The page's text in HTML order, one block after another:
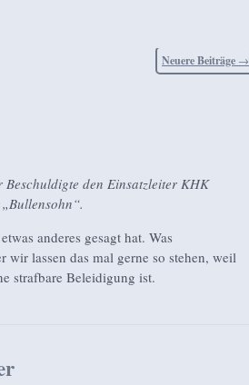
Neuere Beiträge →
Beschuldigte den Einsatzleiter KHK
anderes gesagt hat. Was
lassen das mal gerne so stehen, weil
strafbare Beleidigung ist.